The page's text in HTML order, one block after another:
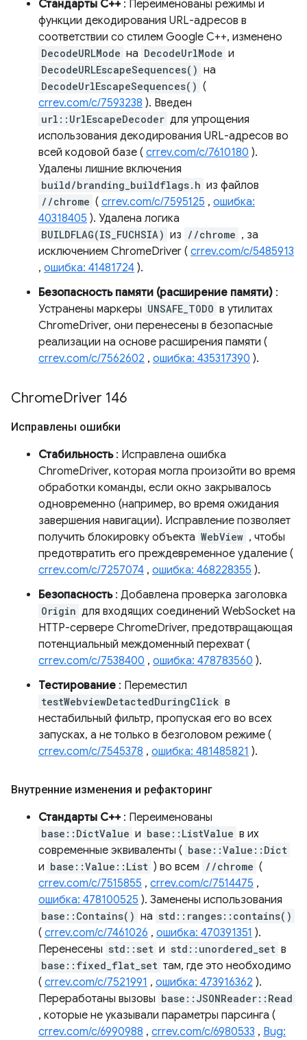
Стандарты C++: Переименованы режимы и
функции декодирования URL-адресов в
соответствии со стилем Google C++, изменено
DecodeURLMode на DecodeUrlMode и
DecodeURLEscapeSequences() на
DecodeUrlEscapeSequences() (
crrev.com/c/7593238 ). Введен
url::UrlEscapeDecoder для упрощения
использования декодирования URL-адресов во
всей кодовой базе ( crrev.com/c/7610180 ).
Удалены лишние включения
build/branding_buildflags.h из файлов
//chrome ( crrev.com/c/7595125 , ошибка:
40318405 ). Удалена логика
BUILDFLAG(IS_FUCHSIA) из //chrome , за
исключением ChromeDriver ( crrev.com/c/5485913
, ошибка: 41481724 ).
Безопасность памяти (расширение памяти) :
Устранены маркеры UNSAFE_TODO в утилитах
ChromeDriver, они перенесены в безопасные
реализации на основе расширения памяти (
crrev.com/c/7562602 , ошибка: 435317390 ).
ChromeDriver 146
Исправлены ошибки
Стабильность: Исправлена ​​ошибка
ChromeDriver, которая могла произойти во время
обработки команды, если окно закрывалось
одновременно (например, во время ожидания
завершения навигации). Исправление позволяет
получить блокировку объекта WebView , чтобы
предотвратить его преждевременное удаление (
crrev.com/c/7257074 , ошибка: 468228355 ).
Безопасность: Добавлена ​​проверка заголовка
Origin для входящих соединений WebSocket на
HTTP-сервере ChromeDriver, предотвращающая
потенциальный междоменный перехват (
crrev.com/c/7538400 , ошибка: 478783560 ).
Тестирование : Переместил
testWebviewDetactedDuringClick в
нестабильный фильтр, пропуская его во всех
запусках, а не только в безголовом режиме (
crrev.com/c/7545378 , ошибка: 481485821 ).
Внутренние изменения и рефакторинг
Стандарты C++: Переименованы
base::DictValue и base::ListValue в их
современные эквиваленты ( base::Value::Dict
и base::Value::List ) во всем //chrome (
crrev.com/c/7515855 , crrev.com/c/7514475 ,
ошибка: 478100525 ). Заменены использования
base::Contains() на std::ranges::contains()
( crrev.com/c/7461026 , ошибка: 470391351 ).
Перенесены std::set и std::unordered_set в
base::fixed_flat_set там, где это необходимо
( crrev.com/c/7521991 , ошибка: 473916362 ).
Переработаны вызовы base::JSONReader::Read
, которые не указывали параметры парсинга (
crrev.com/c/6990988 , crrev.com/c/6980533 , Bug: